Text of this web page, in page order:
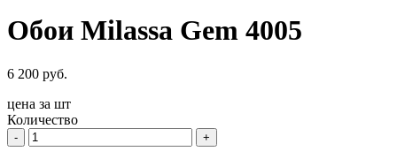
Обои Milassa Gem 4005
6 200 руб.
цена за шт
Количество
- +